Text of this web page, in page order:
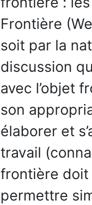
Frontière
soit par la
discussion
avec l’objet
son
élaborer et
travail
frontière doit
permettre